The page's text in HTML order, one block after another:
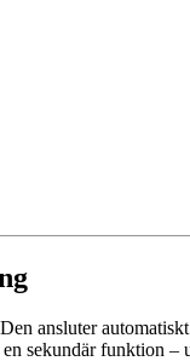
ansluter
sekundär funktion –